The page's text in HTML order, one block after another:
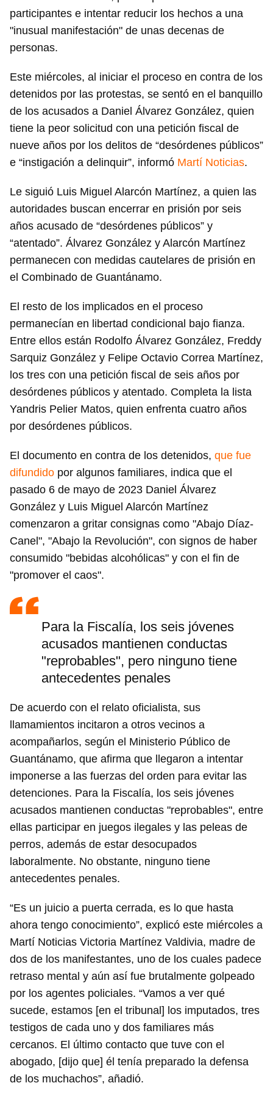
Guardar como favorito
Para poder guardar como favorito, primero has de
iniciar sesión con tu cuenta de 14ymedio.
INICIAR SESIÓN
participantes e intentar reducir los hechos a una
"inusual manifestación" de unas decenas de
personas.
Este miércoles, al iniciar el proceso en contra de los
detenidos por las protestas, se sentó en el banquillo
de los acusados a Daniel Álvarez González, quien
tiene la peor solicitud con una petición fiscal de
nueve años por los delitos de “desórdenes públicos”
e “instigación a delinquir”, informó Martí Noticias.
Le siguió Luis Miguel Alarcón Martínez, a quien las
autoridades buscan encerrar en prisión por seis
años acusado de “desórdenes públicos” y
“atentado”. Álvarez González y Alarcón Martínez
permanecen con medidas cautelares de prisión en
el Combinado de Guantánamo.
El resto de los implicados en el proceso
permanecían en libertad condicional bajo fianza.
Entre ellos están Rodolfo Álvarez González, Freddy
Sarquiz González y Felipe Octavio Correa Martínez,
los tres con una petición fiscal de seis años por
desórdenes públicos y atentado. Completa la lista
Yandris Pelier Matos, quien enfrenta cuatro años
por desórdenes públicos.
El documento en contra de los detenidos, que fue
difundido por algunos familiares, indica que el
pasado 6 de mayo de 2023 Daniel Álvarez
González y Luis Miguel Alarcón Martínez
comenzaron a gritar consignas como "Abajo Díaz-
Canel", "Abajo la Revolución", con signos de haber
consumido "bebidas alcohólicas" y con el fin de
"promover el caos".
Para la Fiscalía, los seis jóvenes
acusados mantienen conductas
"reprobables", pero ninguno tiene
antecedentes penales
De acuerdo con el relato oficialista, sus
llamamientos incitaron a otros vecinos a
acompañarlos, según el Ministerio Público de
Guantánamo, que afirma que llegaron a intentar
imponerse a las fuerzas del orden para evitar las
detenciones. Para la Fiscalía, los seis jóvenes
acusados mantienen conductas "reprobables", entre
ellas participar en juegos ilegales y las peleas de
perros, además de estar desocupados
laboralmente. No obstante, ninguno tiene
antecedentes penales.
“Es un juicio a puerta cerrada, es lo que hasta
ahora tengo conocimiento”, explicó este miércoles a
Martí Noticias Victoria Martínez Valdivia, madre de
dos de los manifestantes, uno de los cuales padece
retraso mental y aún así fue brutalmente golpeado
por los agentes policiales. “Vamos a ver qué
sucede, estamos [en el tribunal] los imputados, tres
testigos de cada uno y dos familiares más
cercanos. El último contacto que tuve con el
abogado, [dijo que] él tenía preparado la defensa
de los muchachos”, añadió.